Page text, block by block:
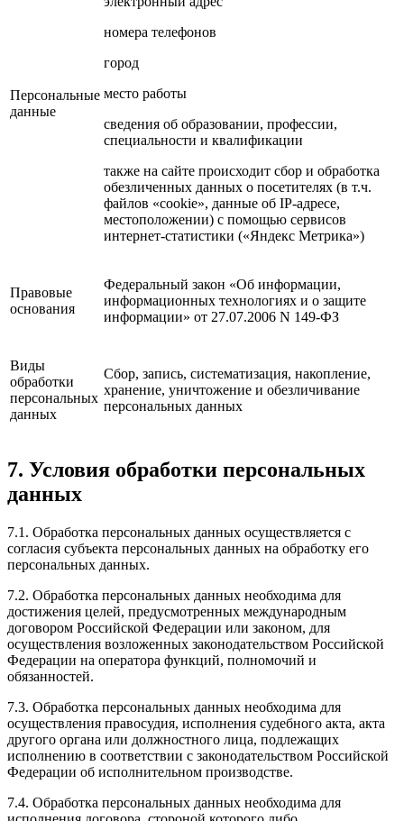
Персональные
данные
номера телефонов
город
место работы
сведения об образовании, профессии,
специальности и квалификации
также на сайте происходит сбор и обработка
обезличенных данных о посетителях (в т.ч.
файлов «cookie», данные об IP-адресе,
местоположении) с помощью сервисов
интернет-статистики («Яндекс Метрика»)
Правовые
основания
Федеральный закон «Об информации,
информационных технологиях и о защите
информации» от 27.07.2006 N 149-ФЗ
Виды
обработки
персональных
данных
Сбор, запись, систематизация, накопление,
хранение, уничтожение и обезличивание
персональных данных
7. Условия обработки персональных
данных
7.1. Обработка персональных данных осуществляется с
согласия субъекта персональных данных на обработку его
персональных данных.
7.2. Обработка персональных данных необходима для
достижения целей, предусмотренных международным
договором Российской Федерации или законом, для
осуществления возложенных законодательством Российской
Федерации на оператора функций, полномочий и
обязанностей.
7.3. Обработка персональных данных необходима для
осуществления правосудия, исполнения судебного акта, акта
другого органа или должностного лица, подлежащих
исполнению в соответствии с законодательством Российской
Федерации об исполнительном производстве.
7.4. Обработка персональных данных необходима для